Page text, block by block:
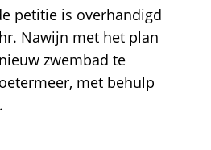
petitie is overhandigd
Nawijn met het plan
zwembad te
met behulp